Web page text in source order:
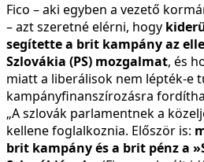
Fico – aki egyben a vezető
– azt szeretné elérni, hogy
segítette a brit kampány az
Szlovákia (PS) mozgalmat, és
miatt a liberálisok nem lépték-e
kampányfinanszírozásra
„A szlovák parlamentnek a
kellene foglalkoznia. Először is:
brit kampány és a brit pénz a